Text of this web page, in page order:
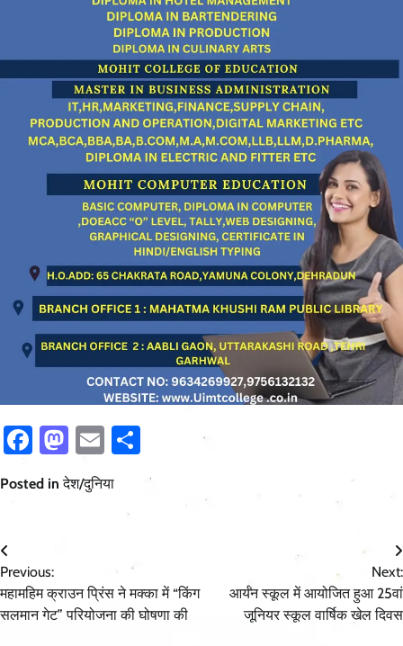
Facebook
Mastodon
EmailShare
Posted inदेश/दुनिया
Post
navigation
Previous:
महामहिम क्राउन प्रिंस ने मक्का में “किंग
सलमान गेट” परियोजना की घोषणा की
Next:
आर्यन स्कूल में आयोजित हुआ 25वां
जूनियर स्कूल वार्षिक खेल दिवस